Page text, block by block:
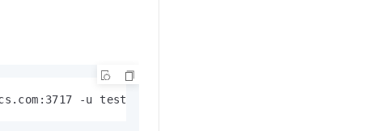
-u test -p -- authenticationDatabase